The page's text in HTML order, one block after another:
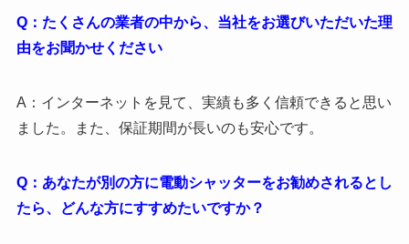
Q：たくさんの業者の中から、当社をお選びいただいた理
由をお聞かせください
A：インターネットを見て、実績も多く信頼できると思い
ました。また、保証期間が長いのも安心です。
Q：あなたが別の方に電動シャッターをお勧めされるとし
たら、どんな方にすすめたいですか？